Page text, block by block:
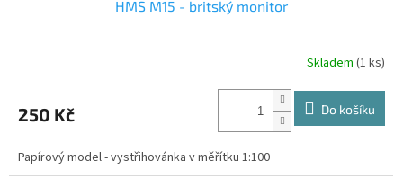
HMS M15 - britský monitor
Skladem (1 ks)
250 Kč Do košíku
Papírový model - vystřihovánka v měřítku 1:100